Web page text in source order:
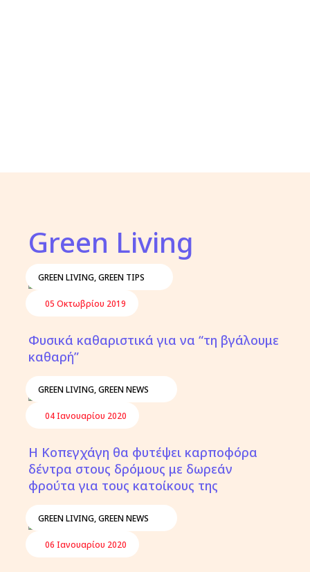
Green Living
GREEN LIVING,GREEN TIPS
05 Οκτωβρίου 2019
Φυσικά καθαριστικά για να “τη βγάλουμε
καθαρή”
GREEN LIVING,GREEN NEWS
04 Ιανουαρίου 2020
Η Κοπεγχάγη θα φυτέψει καρποφόρα
δέντρα στους δρόμους με δωρεάν
φρούτα για τους κατοίκους της
GREEN LIVING,GREEN NEWS
06 Ιανουαρίου 2020